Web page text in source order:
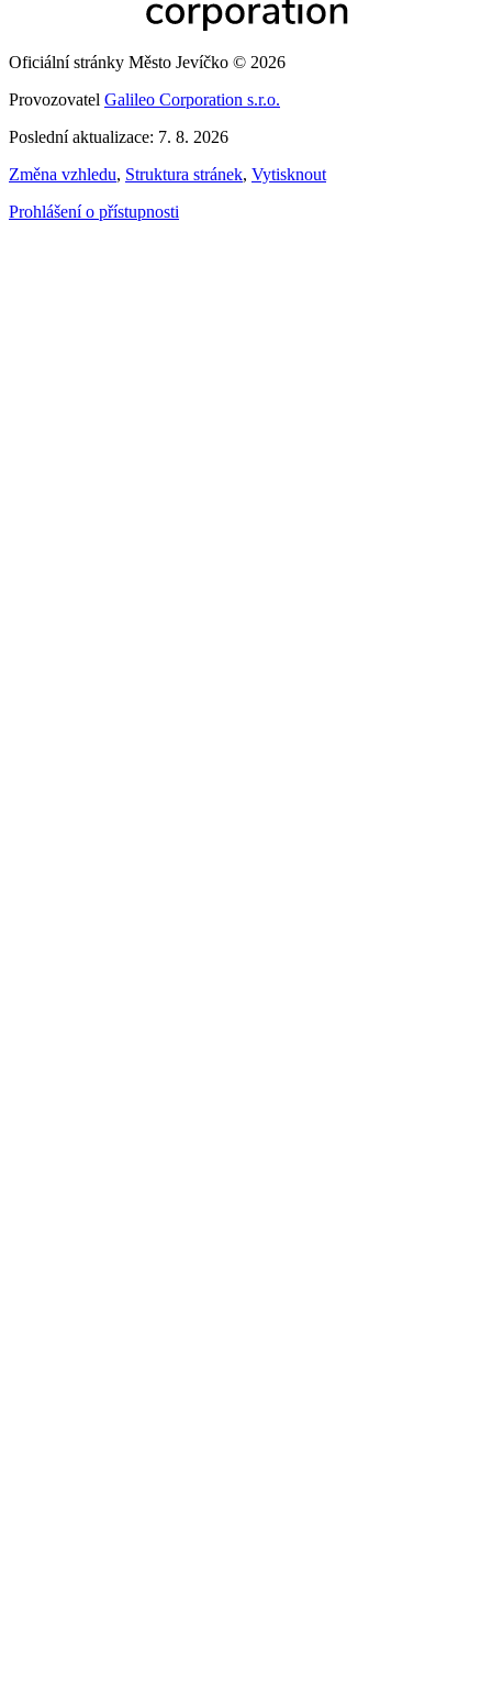
Oficiální stránky Město Jevíčko © 2026
Provozovatel Galileo Corporation s.r.o.
Poslední aktualizace: 7. 8. 2026
Změna vzhledu, Struktura stránek, Vytisknout
Prohlášení o přístupnosti